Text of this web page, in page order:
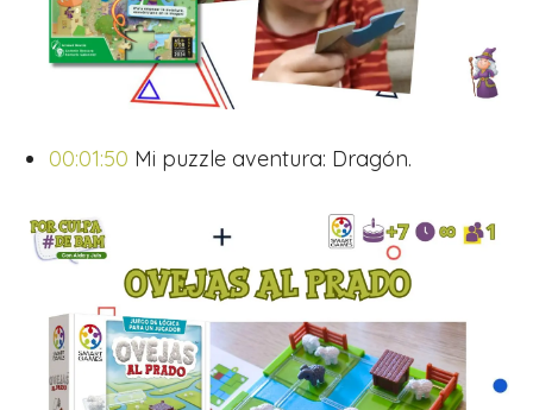
00:01:50 Mi puzzle aventura: Dragón.